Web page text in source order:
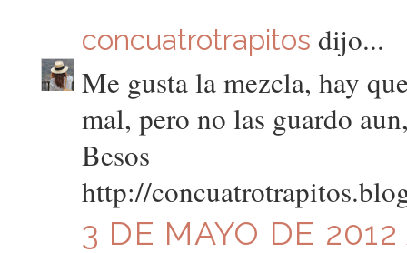
concuatrotrapitos dijo...
Me gusta la mezcla, hay
mal, pero no las guardo
Besos
http://
3 DE MAYO DE